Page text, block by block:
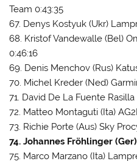
Team 0:43:35
67. Denys Kostyuk (Ukr)
68. Kristof Vandewalle (Bel)
0:46:16
69. Denis Menchov (Rus)
70. Michel Kreder (Ned)
71. David De La Fuente Rasilla
72. Matteo Montaguti (Ita)
73. Richie Porte (Aus) Sky
74. Johannes Fröhlinger
75. Marco Marzano (Ita)